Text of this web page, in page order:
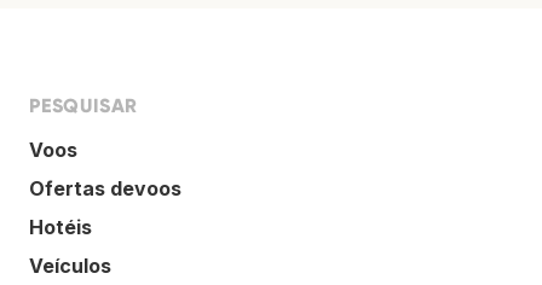
PESQUISAR
Voos
Ofertas devoos
Hotéis
Veículos